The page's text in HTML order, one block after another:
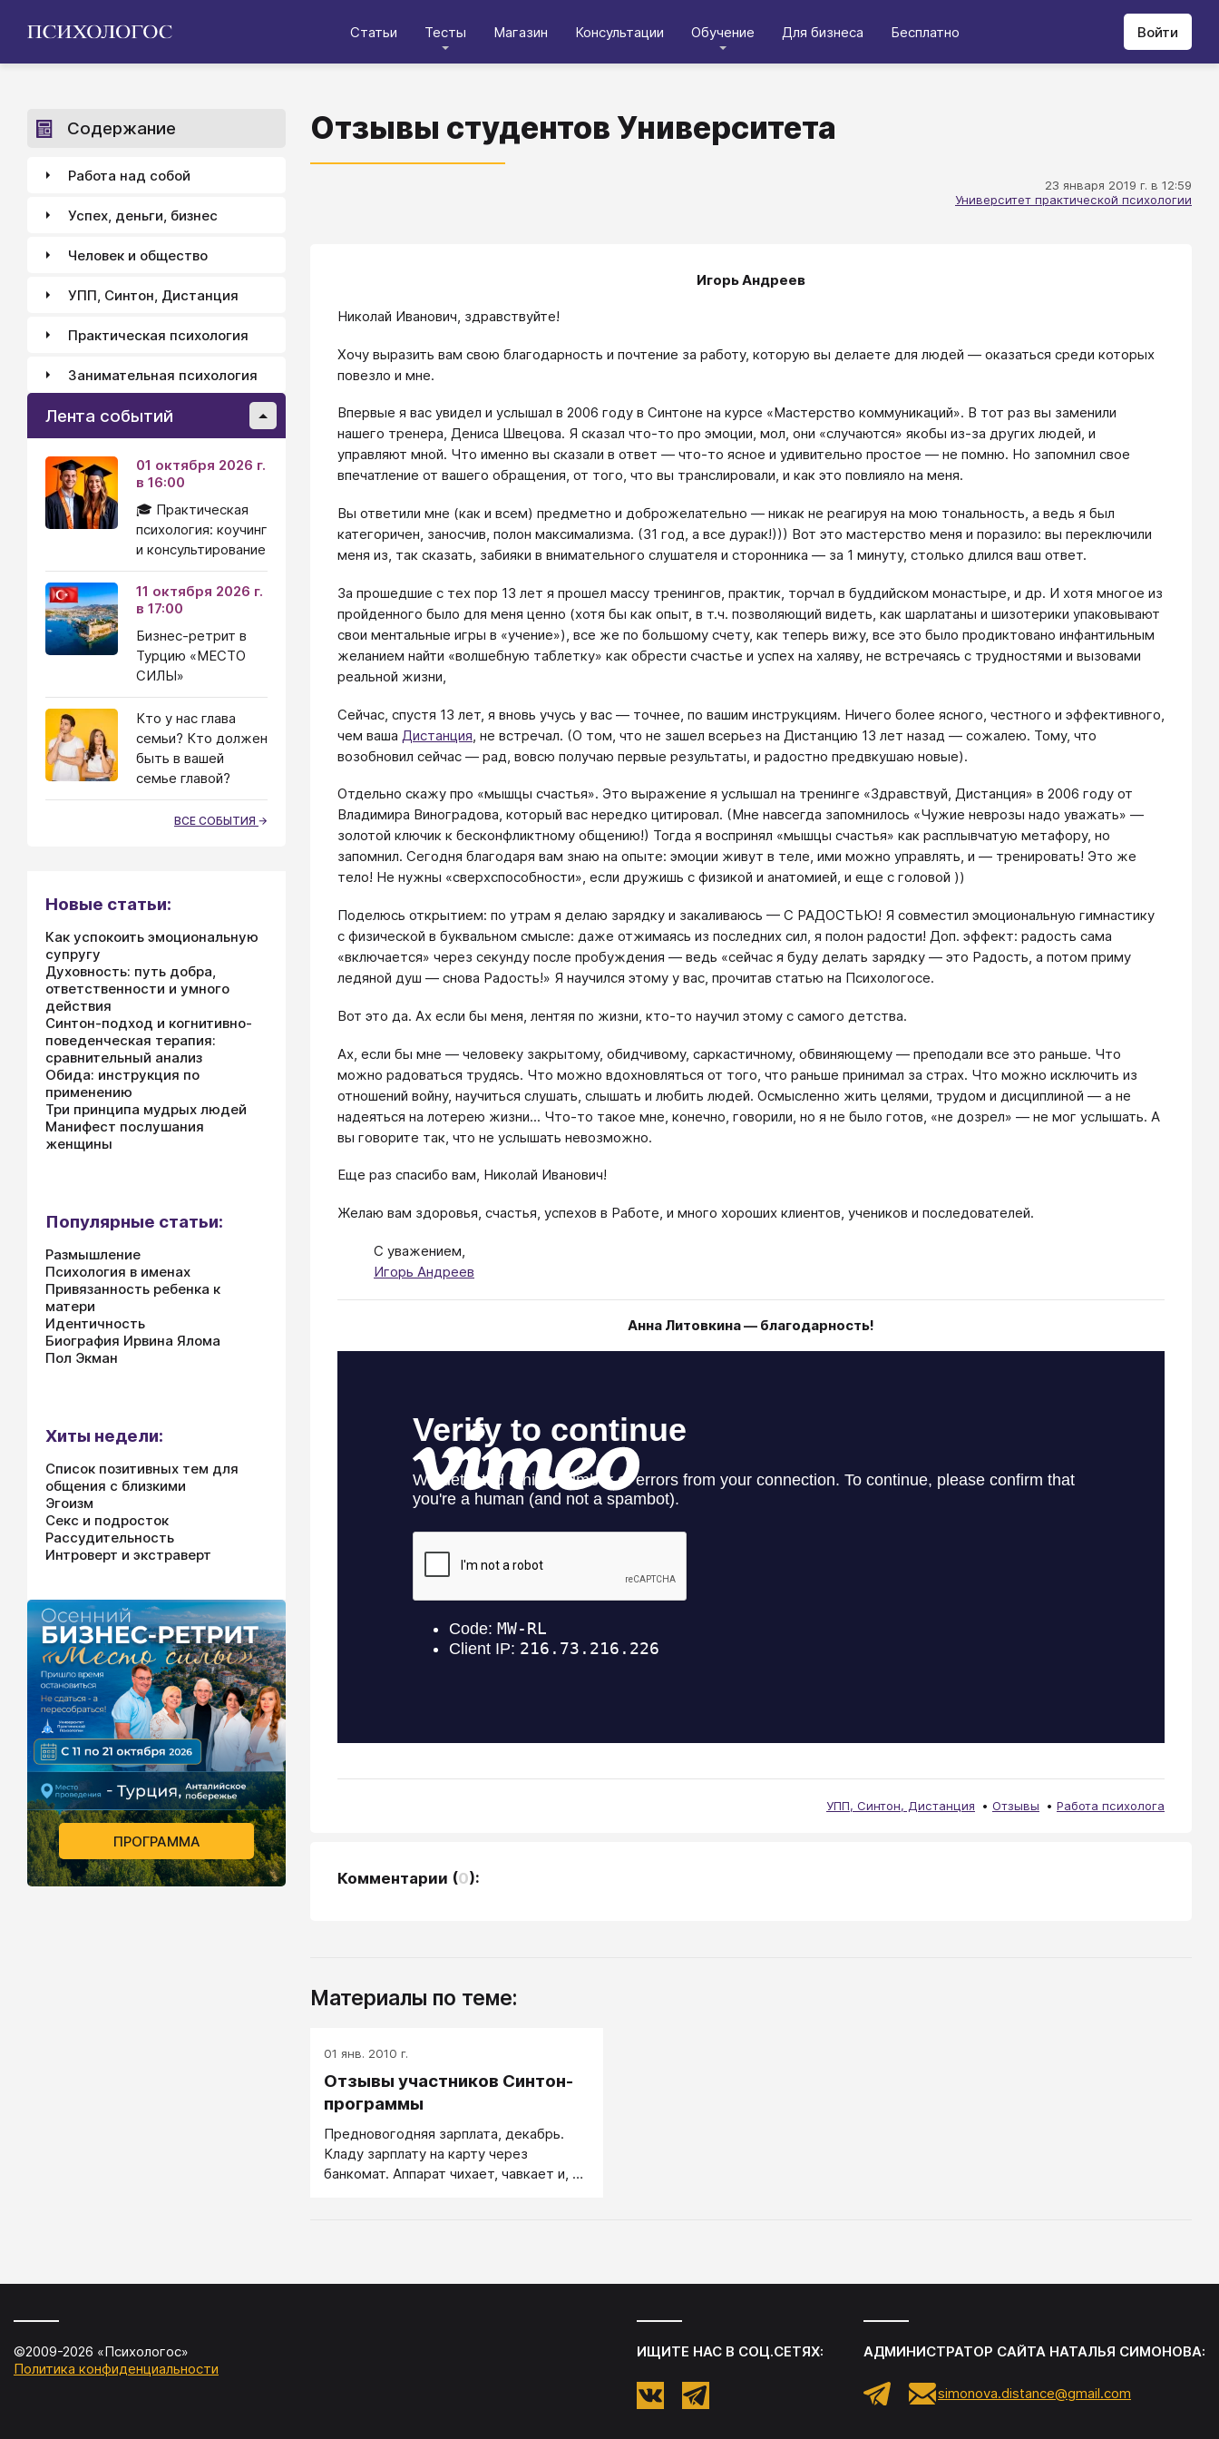
Статьи Тесты Магазин Консультации Обучение Для бизнеса Бесплатно Войти
Отзывы студентов Университета
23 января 2019 г. в 12:59
Университет практической психологии
Игорь Андреев
Николай Иванович, здравствуйте!
Хочу выразить вам свою благодарность и почтение за работу, которую вы делаете для людей — оказаться среди которых
повезло и мне.
Впервые я вас увидел и услышал в 2006 году в Синтоне на курсе «Мастерство коммуникаций». В тот раз вы заменили
нашего тренера, Дениса Швецова. Я сказал что-то про эмоции, мол, они «случаются» якобы из-за других людей, и
управляют мной. Что именно вы сказали в ответ — что-то ясное и удивительно простое — не помню. Но запомнил свое
впечатление от вашего обращения, от того, что вы транслировали, и как это повлияло на меня.
Вы ответили мне (как и всем) предметно и доброжелательно — никак не реагируя на мою тональность, а ведь я был
категоричен, заносчив, полон максимализма. (31 год, а все дурак!))) Вот это мастерство меня и поразило: вы переключили
меня из, так сказать, забияки в внимательного слушателя и сторонника — за 1 минуту, столько длился ваш ответ.
За прошедшие с тех пор 13 лет я прошел массу тренингов, практик, торчал в буддийском монастыре, и др. И хотя многое из
пройденного было для меня ценно (хотя бы как опыт, в т.ч. позволяющий видеть, как шарлатаны и шизотерики упаковывают
свои ментальные игры в «учение»), все же по большому счету, как теперь вижу, все это было продиктовано инфантильным
желанием найти «волшебную таблетку» как обрести счастье и успех на халяву, не встречаясь с трудностями и вызовами
реальной жизни,
Сейчас, спустя 13 лет, я вновь учусь у вас — точнее, по вашим инструкциям. Ничего более ясного, честного и эффективного,
чем ваша Дистанция , не встречал. (О том, что не зашел всерьез на Дистанцию 13 лет назад — сожалею. Тому, что
возобновил сейчас — рад, вовсю получаю первые результаты, и радостно предвкушаю новые).
Отдельно скажу про «мышцы счастья». Это выражение я услышал на тренинге «Здравствуй, Дистанция» в 2006 году от
Владимира Виноградова, который вас нередко цитировал. (Мне навсегда запомнилось «Чужие неврозы надо уважать» —
золотой ключик к бесконфликтному общению!) Тогда я воспринял «мышцы счастья» как расплывчатую метафору, но
запомнил. Сегодня благодаря вам знаю на опыте: эмоции живут в теле, ими можно управлять, и — тренировать! Это же
тело! Не нужны «сверхспособности», если дружишь с физикой и анатомией, и еще с головой ))
Поделюсь открытием: по утрам я делаю зарядку и закаливаюсь — С РАДОСТЬЮ! Я совместил эмоциональную гимнастику
с физической в буквальном смысле: даже отжимаясь из последних сил, я полон радости! Доп. эффект: радость сама
«включается» через секунду после пробуждения — ведь «сейчас я буду делать зарядку — это Радость, а потом приму
ледяной душ — снова Радость!» Я научился этому у вас, прочитав статью на Психологосе.
Вот это да. Ах если бы меня, лентяя по жизни, кто-то научил этому с самого детства.
Ах, если бы мне — человеку закрытому, обидчивому, саркастичному, обвиняющему — преподали все это раньше. Что
можно радоваться трудясь. Что можно вдохновляться от того, что раньше принимал за страх. Что можно исключить из
отношений войну, научиться слушать, слышать и любить людей. Осмысленно жить целями, трудом и дисциплиной — а не
надеяться на лотерею жизни... Что-то такое мне, конечно, говорили, но я не было готов, «не дозрел» — не мог услышать. А
вы говорите так, что не услышать невозможно.
Еще раз спасибо вам, Николай Иванович!
Желаю вам здоровья, счастья, успехов в Работе, и много хороших клиентов, учеников и последователей.
С уважением,
Игорь Андреев
Анна Литовкина — благодарность!
УПП, Синтон, Дистанция Отзывы Работа психолога
Комментарии (0):
Материалы по теме:
01 янв. 2010 г.
Отзывы участников Синтон-
программы
Предновогодняя зарплата, декабрь.
Кладу зарплату на карту через
банкомат. Аппарат чихает, чавкает и, не
Содержание
Работа над собой
Успех, деньги, бизнес
Человек и общество
УПП, Синтон, Дистанция
Практическая психология
Занимательная психология
Лента событий
01 октября 2026 г.
в 16:00
🎓 Практическая
психология: коучинг
и консультирование
11 октября 2026 г.
в 17:00
Бизнес-ретрит в
Турцию «МЕСТО
СИЛЫ»
Кто у нас глава
семьи? Кто должен
быть в вашей
семье главой?
ВСЕ СОБЫТИЯ
Новые статьи:
Как успокоить эмоциональную
супругу
Духовность: путь добра,
ответственности и умного
действия
Синтон-подход и когнитивно-
поведенческая терапия:
сравнительный анализ
Обида: инструкция по
применению
Три принципа мудрых людей
Манифест послушания
женщины
Популярные статьи:
Размышление
Психология в именах
Привязанность ребенка к
матери
Идентичность
Биография Ирвина Ялома
Пол Экман
Хиты недели:
Список позитивных тем для
общения с близкими
Эгоизм
Секс и подросток
Рассудительность
Интроверт и экстраверт
ПРОГРАММА
©2009-2026 «Психологос»
Политика конфиденциальности
ИЩИТЕ НАС В СОЦ.СЕТЯХ: АДМИНИСТРАТОР САЙТА НАТАЛЬЯ СИМОНОВА:
simonova.distance@gmail.com